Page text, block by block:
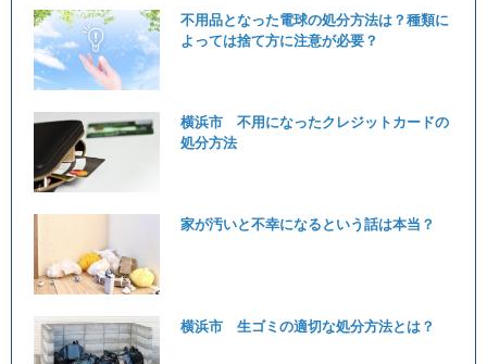
不用品となった電球の処分方法は？種類に
よっては捨て方に注意が必要？
横浜市 不用になったクレジットカードの
処分方法
家が汚いと不幸になるという話は本当？
横浜市 生ゴミの適切な処分方法とは？